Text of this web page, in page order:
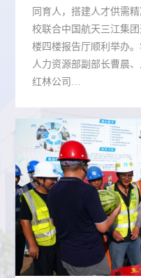
同育人，搭建人才供需
校联合中国航天三江集
楼四楼报告厅顺利举办
人力资源部副部长曹晨
红林公司…